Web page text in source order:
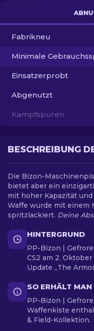
Fabrikneu
Minimale
Einsatzerprobt
Abgenutzt
Kampfspuren
BESCHREIBUNG
Die Bizon-
bietet aber ein
mit hoher Kapazität
Waffe wurde mit einem
spritzlackiert. Deine
HINTERGRUND
PP-Bizon |
CS2 am 2.
Update „The
SO ERHÄLT MAN
PP-Bizon |
Waffenkiste
& Field-Kollektion.